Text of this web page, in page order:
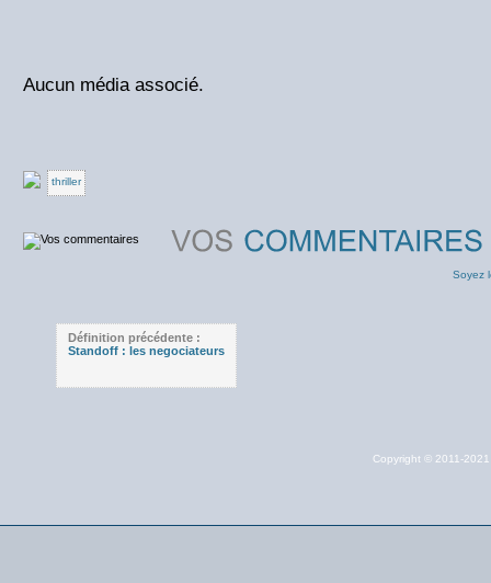
Aucun média associé.
thriller
Soyez
Définition précédente :
Standoff : les negociateurs
Copyright © 2011-